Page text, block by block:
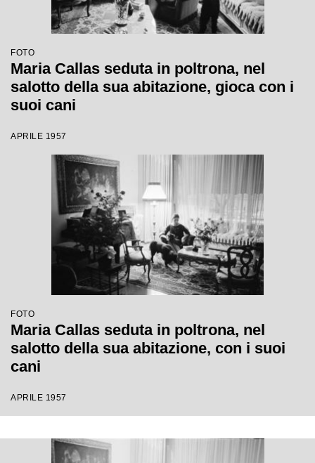
FOTO
Maria Callas seduta in poltrona, nel
salotto della sua abitazione, gioca con i
suoi cani
APRILE 1957
FOTO
Maria Callas seduta in poltrona, nel
salotto della sua abitazione, con i suoi
cani
APRILE 1957